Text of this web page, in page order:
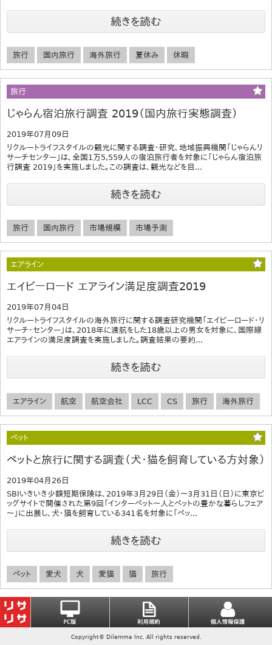
続きを読む
旅行 国内旅行 海外旅行 夏休み 休暇
旅行
じゃらん宿泊旅行調査 2019（国内旅行実態調査）
2019年07月09日
リクルートライフスタイルの観光に関する調査・研究、地域振興機関「じゃらんリ
サーチセンター」は、全国1万5,559人の宿泊旅行者を対象に「じゃらん宿泊旅
行調査 2019」を実施しました。この調査は、観光などを目...
続きを読む
旅行 国内旅行 市場規模 市場予測
エアライン
エイビーロード エアライン満足度調査2019
2019年07月04日
リクルートライフスタイルの海外旅行に関する調査研究機関「エイビーロード・リ
サーチ・センター」は、2018年に渡航をした18歳以上の男女を対象に、国際線
エアラインの満足度調査を実施しました。調査結果の要約...
続きを読む
エアライン 航空 航空会社 LCC CS 旅行 海外旅行
ペット
ペットと旅行に関する調査（犬・猫を飼育している方対象）
2019年04月26日
SBIいきいき少額短期保険は、2019年3月29日（金）～3月31日（日）に東京ビ
ッグサイトで開催された第9回「インターペット～人とペットの豊かな暮らしフェア
～」に出展し、犬・猫を飼育している341名を対象に「ペッ...
続きを読む
ペット 愛犬 犬 愛猫 猫 旅行
Copyright© Dilemma Inc. All rights reserved.